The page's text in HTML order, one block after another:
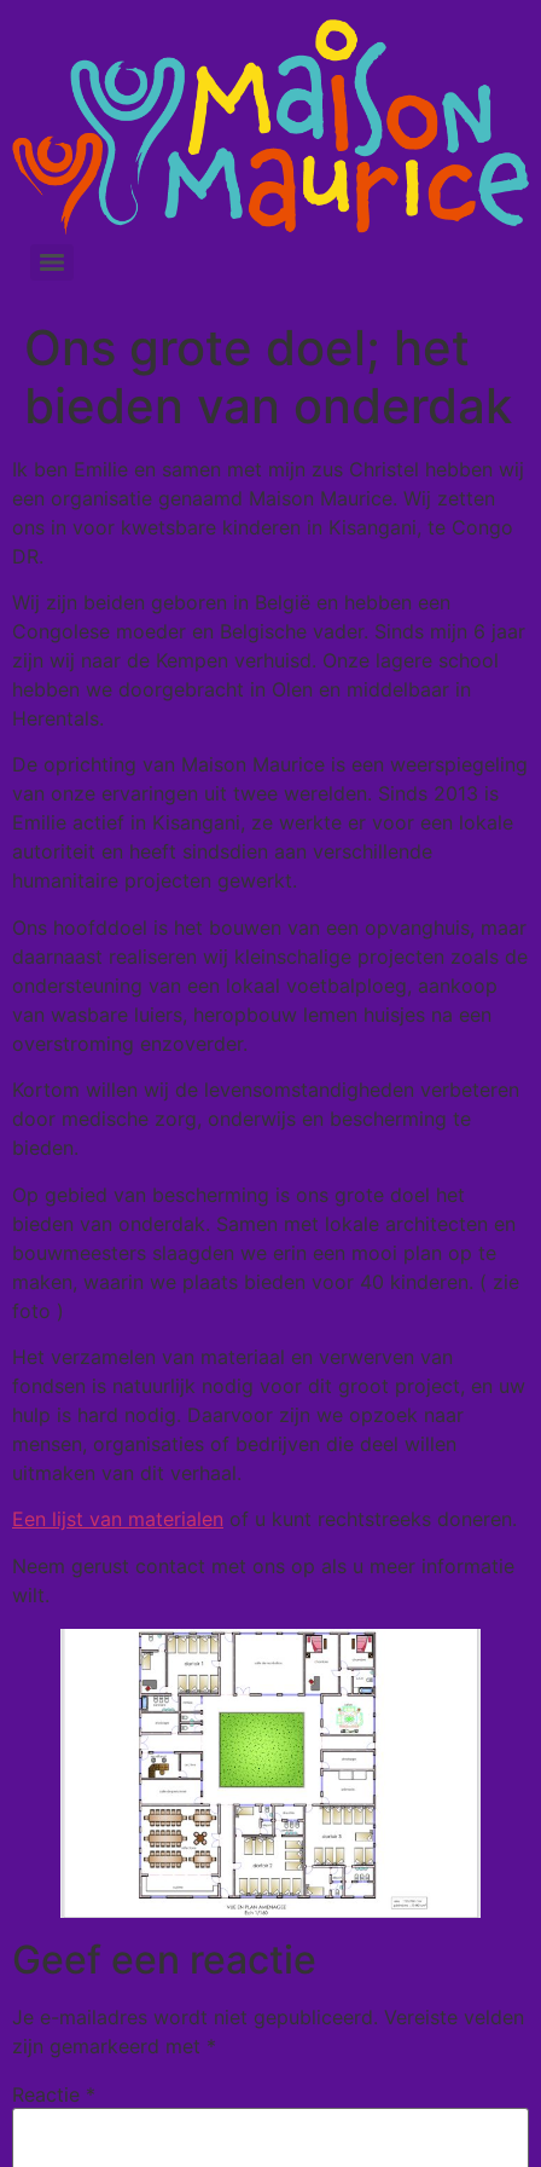
Ons grote doel; het
bieden van onderdak
Ik ben Emilie en samen met mijn zus Christel hebben wij
een organisatie genaamd Maison Maurice. Wij zetten
ons in voor kwetsbare kinderen in Kisangani, te Congo
DR.
Wij zijn beiden geboren in België en hebben een
Congolese moeder en Belgische vader. Sinds mijn 6 jaar
zijn wij naar de Kempen verhuisd. Onze lagere school
hebben we doorgebracht in Olen en middelbaar in
Herentals.
De oprichting van Maison Maurice is een weerspiegeling
van onze ervaringen uit twee werelden. Sinds 2013 is
Emilie actief in Kisangani, ze werkte er voor een lokale
autoriteit en heeft sindsdien aan verschillende
humanitaire projecten gewerkt.
Ons hoofddoel is het bouwen van een opvanghuis, maar
daarnaast realiseren wij kleinschalige projecten zoals de
ondersteuning van een lokaal voetbalploeg, aankoop
van wasbare luiers, heropbouw lemen huisjes na een
overstroming enzoverder.
Kortom willen wij de levensomstandigheden verbeteren
door medische zorg, onderwijs en bescherming te
bieden.
Op gebied van bescherming is ons grote doel het
bieden van onderdak. Samen met lokale architecten en
bouwmeesters slaagden we erin een mooi plan op te
maken, waarin we plaats bieden voor 40 kinderen. ( zie
foto )
Het verzamelen van materiaal en verwerven van
fondsen is natuurlijk nodig voor dit groot project, en uw
hulp is hard nodig. Daarvoor zijn we opzoek naar
mensen, organisaties of bedrijven die deel willen
uitmaken van dit verhaal.
Een lijst van materialen of u kunt rechtstreeks doneren.
Neem gerust contact met ons op als u meer informatie
wilt.
Geef een reactie
Je e-mailadres wordt niet gepubliceerd. Vereiste velden
zijn gemarkeerd met *
Reactie *